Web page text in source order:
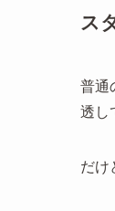
ス
普通
透し
だけ